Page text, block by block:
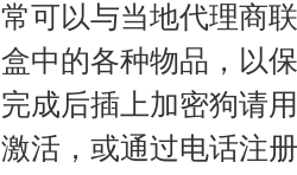
常可以与当地代理商
盒中的各种物品，以
完成后插上加密狗请
激活，或通过电话注